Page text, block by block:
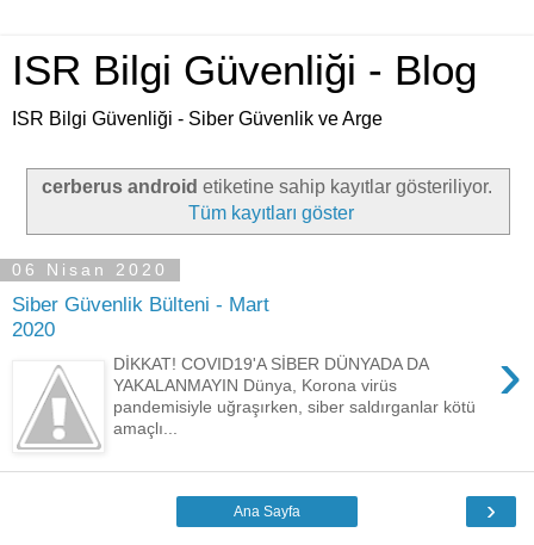
ISR Bilgi Güvenliği - Blog
ISR Bilgi Güvenliği - Siber Güvenlik ve Arge
cerberus android etiketine sahip kayıtlar gösteriliyor.
Tüm kayıtları göster
06 Nisan 2020
Siber Güvenlik Bülteni - Mart
2020
›
DİKKAT! COVID19'A SİBER DÜNYADA DA
YAKALANMAYIN Dünya, Korona virüs
pandemisiyle uğraşırken, siber saldırganlar kötü
amaçlı...
›
Ana Sayfa